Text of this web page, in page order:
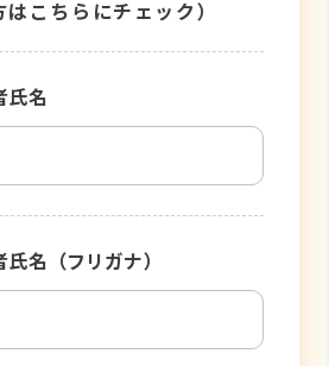
はこちらにチェック）
氏名
名（フリガナ）